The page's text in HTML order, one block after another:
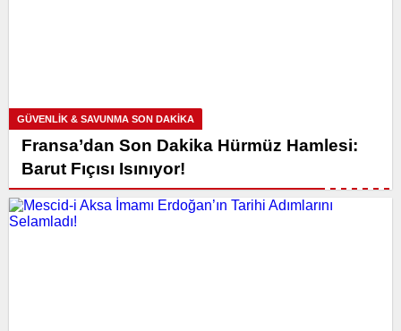
GÜVENLİK & SAVUNMA SON DAKİKA
Fransa’dan Son Dakika Hürmüz Hamlesi:
Barut Fıçısı Isınıyor!